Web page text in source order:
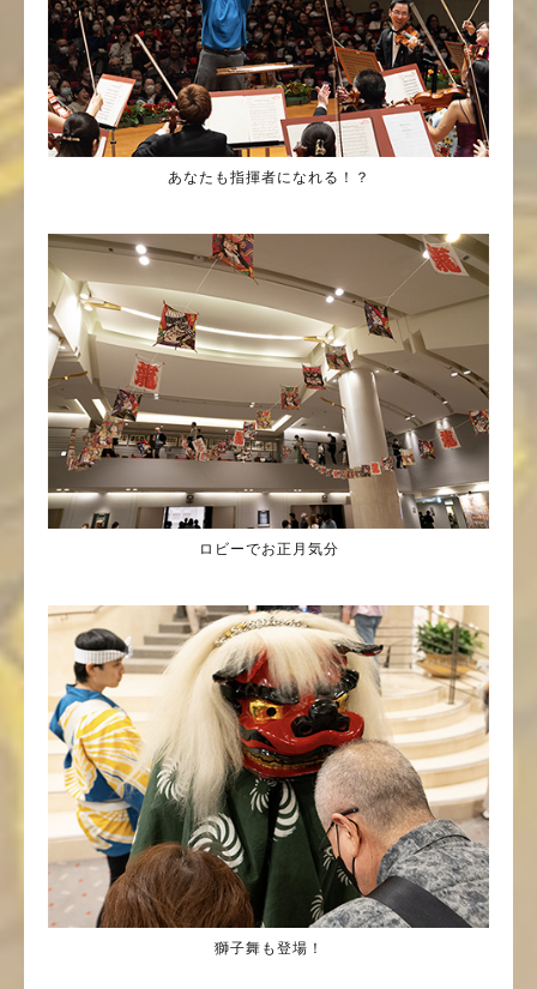
あなたも指揮者になれる！？
ロビーでお正月気分
獅子舞も登場！